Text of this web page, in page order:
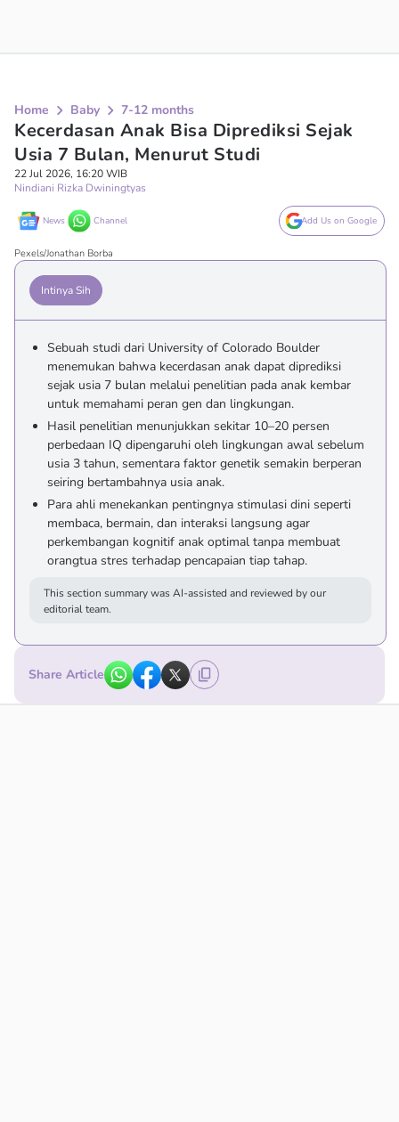
Home Baby 7-12 months
Kecerdasan Anak Bisa Diprediksi Sejak
Usia 7 Bulan, Menurut Studi
22 Jul 2026, 16:20 WIB
Nindiani Rizka Dwiningtyas
News Channel Add Us on Google
Pexels/Jonathan Borba
Intinya Sih
Sebuah studi dari University of Colorado Boulder
menemukan bahwa kecerdasan anak dapat diprediksi
sejak usia 7 bulan melalui penelitian pada anak kembar
untuk memahami peran gen dan lingkungan.
Hasil penelitian menunjukkan sekitar 10–20 persen
perbedaan IQ dipengaruhi oleh lingkungan awal sebelum
usia 3 tahun, sementara faktor genetik semakin berperan
seiring bertambahnya usia anak.
Para ahli menekankan pentingnya stimulasi dini seperti
membaca, bermain, dan interaksi langsung agar
perkembangan kognitif anak optimal tanpa membuat
orangtua stres terhadap pencapaian tiap tahap.
This section summary was AI-assisted and reviewed by our
editorial team.
Share Article